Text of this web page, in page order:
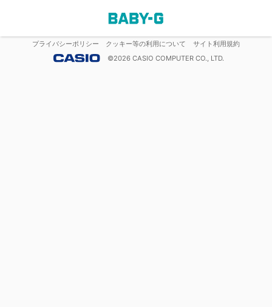
プライバシーポリシー クッキー等の利用について
サイト利用規約
©2026 CASIO COMPUTER CO., LTD.